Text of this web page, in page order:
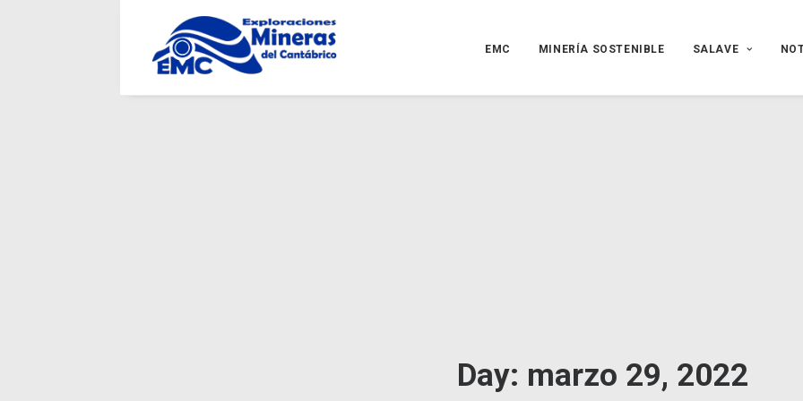
EMC MINERÍA SOSTENIBLE SALAVE
Day: marzo 29, 2022